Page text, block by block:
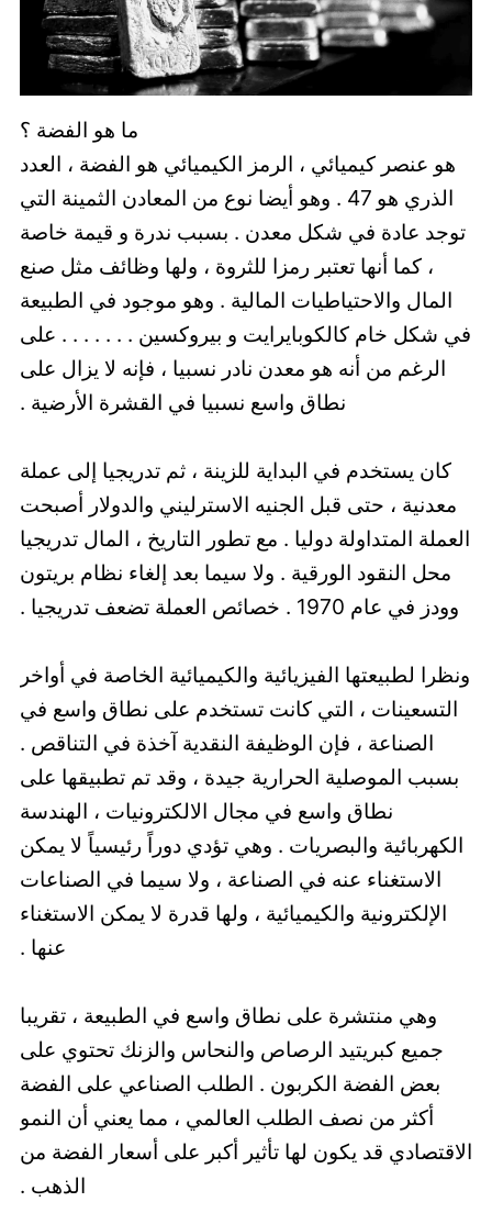
ما هو الفضة ؟
هو عنصر كيميائي ، الرمز الكيميائي هو الفضة ، العدد
الذري هو 47 . وهو أيضا نوع من المعادن الثمينة التي
توجد عادة في شكل معدن . بسبب ندرة و قيمة خاصة
، كما أنها تعتبر رمزا للثروة ، ولها وظائف مثل صنع
المال والاحتياطيات المالية . وهو موجود في الطبيعة
في شكل خام كالكوبايرايت و بيروكسين . . . . . . . على
الرغم من أنه هو معدن نادر نسبيا ، فإنه لا يزال على
نطاق واسع نسبيا في القشرة الأرضية .
كان يستخدم في البداية للزينة ، ثم تدريجيا إلى عملة
معدنية ، حتى قبل الجنيه الاسترليني والدولار أصبحت
العملة المتداولة دوليا . مع تطور التاريخ ، المال تدريجيا
محل النقود الورقية . ولا سيما بعد إلغاء نظام بريتون
وودز في عام 1970 . خصائص العملة تضعف تدريجيا .
ونظرا لطبيعتها الفيزيائية والكيميائية الخاصة في أواخر
التسعينات ، التي كانت تستخدم على نطاق واسع في
الصناعة ، فإن الوظيفة النقدية آخذة في التناقص .
بسبب الموصلية الحرارية جيدة ، وقد تم تطبيقها على
نطاق واسع في مجال الالكترونيات ، الهندسة
الكهربائية والبصريات . وهي تؤدي دوراً رئيسياً لا يمكن
الاستغناء عنه في الصناعة ، ولا سيما في الصناعات
الإلكترونية والكيميائية ، ولها قدرة لا يمكن الاستغناء
عنها .
وهي منتشرة على نطاق واسع في الطبيعة ، تقريبا
جميع كبريتيد الرصاص والنحاس والزنك تحتوي على
بعض الفضة الكربون . الطلب الصناعي على الفضة
أكثر من نصف الطلب العالمي ، مما يعني أن النمو
الاقتصادي قد يكون لها تأثير أكبر على أسعار الفضة من
الذهب .